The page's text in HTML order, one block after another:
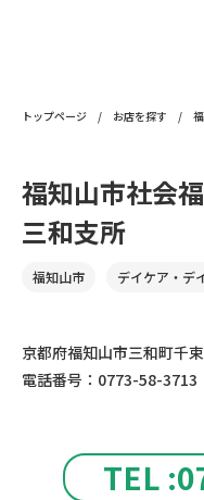
トップページ / お店を探す /
TEL
福知山市社会
三和支所
福知山市 デイケア・デ
京都府福知山市三和町千
電話番号：0773-58-3713